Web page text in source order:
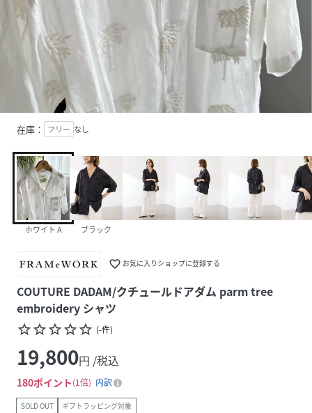
在庫： フリー なし
ホワイト A ブラック
favorite_border お気に入りショップに登録する
COUTURE DADAM/クチュールドアダム parm tree
embroidery シャツ
star_borderstar_borderstar_borderstar_borderstar_border (-件)
19,800円 /税込
180ポイント 1倍 内訳
SOLD OUT ギフトラッピング対象